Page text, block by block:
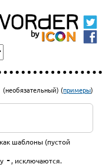
(необязательный) (примеры)
шаблоны (пустой
-, исключаются.